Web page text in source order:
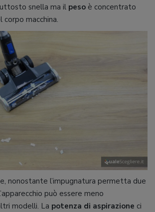
snella ma il peso è concentrato
macchina.
nonostante l’impugnatura permetta due
può essere meno
modelli. La potenza di aspirazione ci